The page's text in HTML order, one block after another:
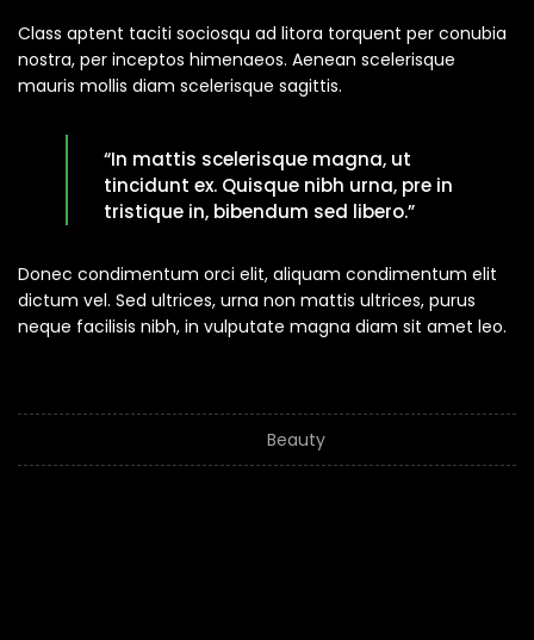
Class aptent taciti sociosqu ad litora torquent per conubia
nostra, per inceptos himenaeos. Aenean scelerisque
mauris mollis diam scelerisque sagittis.
“In mattis scelerisque magna, ut
tincidunt ex. Quisque nibh urna, pre in
tristique in, bibendum sed libero.”
Donec condimentum orci elit, aliquam condimentum elit
dictum vel. Sed ultrices, urna non mattis ultrices, purus
neque facilisis nibh, in vulputate magna diam sit amet leo.
Beauty